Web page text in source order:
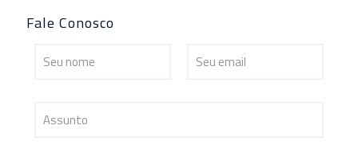
Fale Conosco